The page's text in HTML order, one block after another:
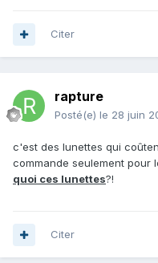
Citer
rapture
Posté(e) le 28 juin
c'est des lunettes qui
commande seulement pour
quoi ces lunettes?!
Citer